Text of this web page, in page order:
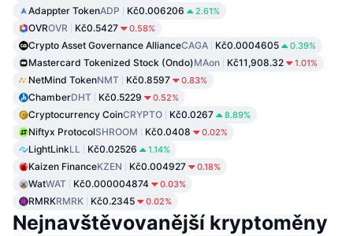
Adappter TokenADP Kč0.006206 2.61%
OVROVR Kč0.5427 0.58%
Crypto Asset Governance AllianceCAGA Kč0.0004605 0.39%
Mastercard Tokenized Stock (Ondo)MAon Kč11,908.32 1.01%
NetMind TokenNMT Kč0.8597 0.83%
ChamberDHT Kč0.5229 0.52%
Cryptocurrency CoinCRYPTO Kč0.0267 8.89%
Niftyx ProtocolSHROOM Kč0.0408 0.02%
LightLinkLL Kč0.02526 1.14%
Kaizen FinanceKZEN Kč0.004927 0.18%
WatWAT Kč0.000004874 0.03%
RMRKRMRK Kč0.2345 0.02%
Nejnavštěvovanější kryptoměny